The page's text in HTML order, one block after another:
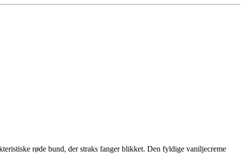
røde bund, der straks fanger blikket. Den fyldige vaniljecreme